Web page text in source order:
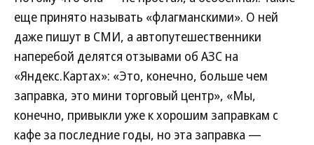
еще принято называть «флагманскими». О ней
даже пишут в СМИ, а автопутешественники
наперебой делятся отзывами об АЗС на
«Яндекс.Картах»: «Это, конечно, больше чем
заправка, это мини торговый центр», «Мы,
конечно, привыкли уже к хорошим заправкам с
кафе за последние годы, но эта заправка —